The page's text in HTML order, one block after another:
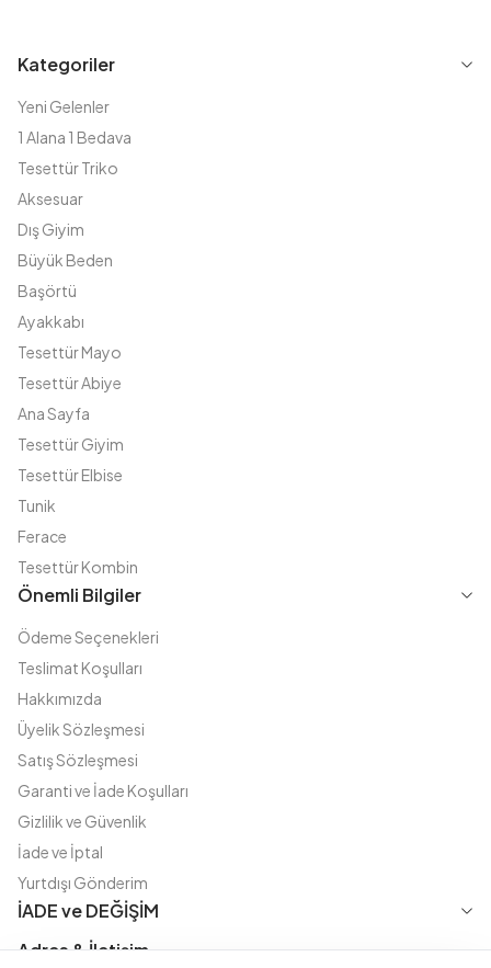
Kategoriler
Yeni Gelenler
1 Alana 1 Bedava
Tesettür Triko
Aksesuar
Dış Giyim
Büyük Beden
Başörtü
Ayakkabı
Tesettür Mayo
Tesettür Abiye
Ana Sayfa
Tesettür Giyim
Tesettür Elbise
Tunik
Ferace
Tesettür Kombin
Önemli Bilgiler
Ödeme Seçenekleri
Teslimat Koşulları
Hakkımızda
Üyelik Sözleşmesi
Satış Sözleşmesi
Garanti ve İade Koşulları
Gizlilik ve Güvenlik
İade ve İptal
Yurtdışı Gönderim
İADE ve DEĞİŞİM
Adres & İletişim